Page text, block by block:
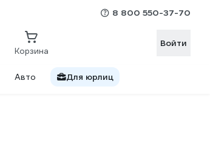
8 800 550-37-70
Корзина
Войти
Авто Для юрлиц